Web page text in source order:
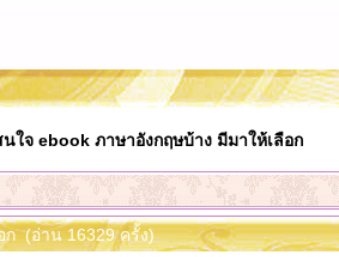
ใจ ebook ภาษาอังกฤษบ้าง มีมาให้เลือก
ก (อ่าน 16329 ครั้ง)